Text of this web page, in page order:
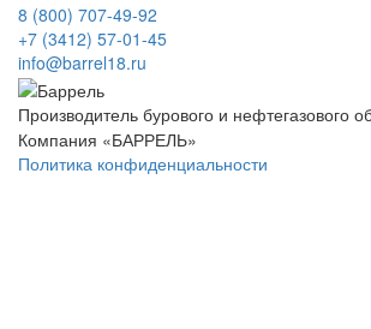
8 (800) 707-49-92
+7 (3412) 57-01-45
info@barrel18.ru
Производитель бурового и нефтегазового
Компания «БАРРЕЛЬ»
Политика конфиденциальности